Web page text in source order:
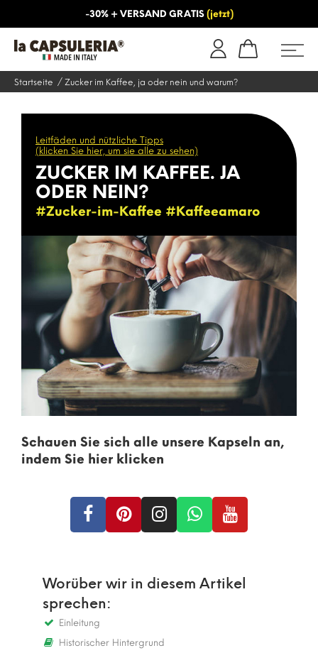
-30% + VERSAND GRATIS (jetzt)
Startseite Zucker im Kaffee, ja oder nein und warum?
Leitfäden und nützliche Tipps
(klicken Sie hier, um sie alle zu sehen)
ZUCKER IM KAFFEE. JA
ODER NEIN?
#Zucker-im-Kaffee #Kaffeeamaro
Schauen Sie sich alle unsere Kapseln an,
indem Sie hier klicken
Worüber wir in diesem Artikel
sprechen:
Einleitung
Historischer Hintergrund